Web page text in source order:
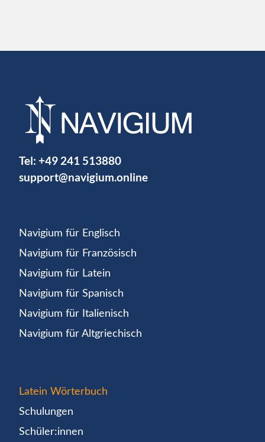
Tel: +49 241 513880
support@navigium.online
Navigium für Englisch
Navigium für Französisch
Navigium für Latein
Navigium für Spanisch
Navigium für Italienisch
Navigium für Altgriechisch
Latein Wörterbuch
Schulungen
Schüler:innen